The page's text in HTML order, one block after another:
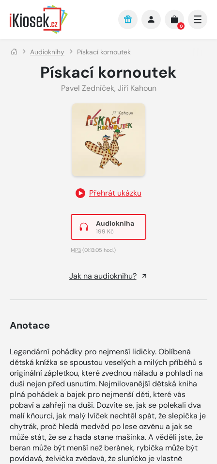
Přejít na hlavní obsah
0
Audioknihy Pískací kornoutek
Pískací kornoutek
Pavel Zedníček, Jiří Kahoun
Přehrát ukázku
Audiokniha
199 Kč
MP3 (01:13:05 hod.)
Jak na audioknihu?
Anotace
Legendární pohádky pro nejmenší lidičky. Oblíbená
dětská knížka se spoustou veselých a milých příběhů s
originální zápletkou, které zvednou náladu a pohladí na
duši nejen před usnutím. Nejmilovanější dětská kniha
plná pohádek a bajek pro nejmenší děti, které vás
pobaví a zahřejí na duši. Dozvíte se, jak se polekali dva
malí kňourci, jak malý lvíček nechtěl spát, že slepička je
chytrák, proč hledá medvěd po lese ozvěnu a jak se
může stát, že se z hada stane mašinka. A věděli jste, že
beran může být menší než beránek, rybička může být
povídavá, želvička zvědavá, že sluníčko je vlastně